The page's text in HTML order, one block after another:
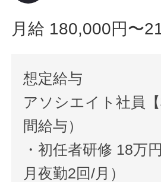
月給 180,000円〜
想定給与
アソシエイト社員
間給与）
・初任者研修 18万
月夜勤2回/月）